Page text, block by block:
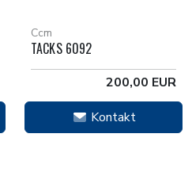
Ccm
TACKS 6092
200,00 EUR
Kontakt